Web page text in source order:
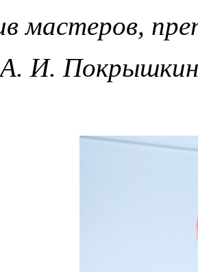
мастеров,
И.